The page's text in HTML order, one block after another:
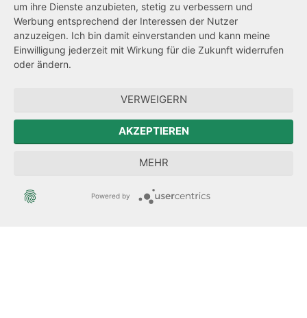
Netiquette
Transparenzanspruch
Hinweisgeberschutz
Forum Mitteleuropa
Der Sächsische Integrationsbeauftragte
Sächsische Landesbeauftragte zur Aufarbeitung der SED-
um ihre Dienste anzubieten, stetig zu verbessern und
Werbung entsprechend der Interessen der Nutzer
anzuzeigen. Ich bin damit einverstanden und kann meine
Einwilligung jederzeit mit Wirkung für die Zukunft widerrufen
oder ändern.
VERWEIGERN
AKZEPTIEREN
MEHR
Powered by